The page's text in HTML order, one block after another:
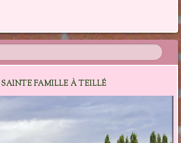
FAMILLE À TEILLÉ